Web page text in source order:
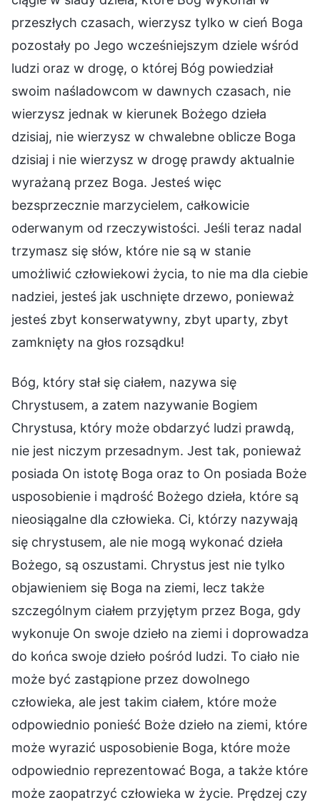
przeszłych czasach, wierzysz tylko w cień Boga
pozostały po Jego wcześniejszym dziele wśród
ludzi oraz w drogę, o której Bóg powiedział
swoim naśladowcom w dawnych czasach, nie
wierzysz jednak w kierunek Bożego dzieła
dzisiaj, nie wierzysz w chwalebne oblicze Boga
dzisiaj i nie wierzysz w drogę prawdy aktualnie
wyrażaną przez Boga. Jesteś więc
bezsprzecznie marzycielem, całkowicie
oderwanym od rzeczywistości. Jeśli teraz nadal
trzymasz się słów, które nie są w stanie
umożliwić człowiekowi życia, to nie ma dla ciebie
nadziei, jesteś jak uschnięte drzewo, ponieważ
jesteś zbyt konserwatywny, zbyt uparty, zbyt
zamknięty na głos rozsądku!
Bóg, który stał się ciałem, nazywa się
Chrystusem, a zatem nazywanie Bogiem
Chrystusa, który może obdarzyć ludzi prawdą,
nie jest niczym przesadnym. Jest tak, ponieważ
posiada On istotę Boga oraz to On posiada Boże
usposobienie i mądrość Bożego dzieła, które są
nieosiągalne dla człowieka. Ci, którzy nazywają
się chrystusem, ale nie mogą wykonać dzieła
Bożego, są oszustami. Chrystus jest nie tylko
objawieniem się Boga na ziemi, lecz także
szczególnym ciałem przyjętym przez Boga, gdy
wykonuje On swoje dzieło na ziemi i doprowadza
do końca swoje dzieło pośród ludzi. To ciało nie
może być zastąpione przez dowolnego
człowieka, ale jest takim ciałem, które może
odpowiednio ponieść Boże dzieło na ziemi, które
może wyrazić usposobienie Boga, które może
odpowiednio reprezentować Boga, a także które
może zaopatrzyć człowieka w życie. Prędzej czy